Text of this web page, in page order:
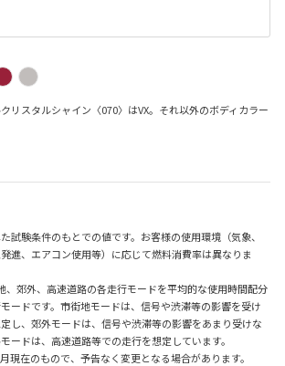
リスタルシャイン〈070〉はVX。それ以外のボディカラー
試験条件のもとでの値です。お客様の使用環境（気象、
進、エアコン使用等）に応じて燃料消費率は異なりま
、郊外、高速道路の各走行モードを平均的な使用時間配分
ードです。市街地モードは、信号や渋滞等の影響を受け
し、郊外モードは、信号や渋滞等の影響をあまり受けな
ードは、高速道路等での走行を想定しています。
現在のもので、予告なく変更となる場合があります。